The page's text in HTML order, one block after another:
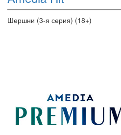
Шершни (3-я серия) (18+)